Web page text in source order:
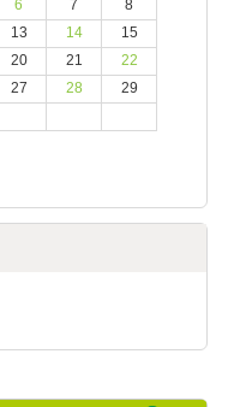
6 7
8
13 14
15
20 21
22
27 28
29